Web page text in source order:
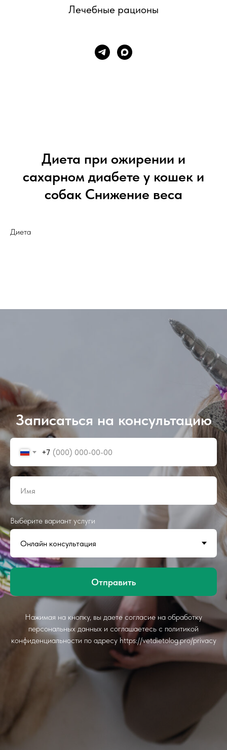
Лечебные рационы
Диета при ожирении и
сахарном диабете у кошек и
собак Снижение веса
Диета
Записаться на консультацию
+7
Выберите вариант услуги
Отправить
Нажимая на кнопку, вы даете согласие на обработку
персональных данных и соглашаетесь c политикой
конфиденциальности по адресу https://vetdietolog.pro/privacy